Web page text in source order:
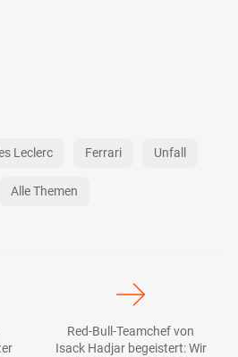
Leclerc Ferrari Unfall
Alle Themen
Red-Bull-Teamchef von
Isack Hadjar begeistert: Wir